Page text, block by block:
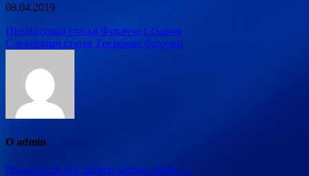
08.04.2019
Навигация
по
записям
Предыдущая статья Фокачча с сыром
Следующая статья Тигровые булочки
О admin
Посмотреть все записи автора admin →